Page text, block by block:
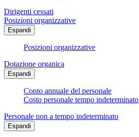
Dirigenti cessati
Posizioni organizzative
Espandi
Posizioni organizzative
Dotazione organica
Espandi
Conto annuale del personale
Costo personale tempo indeterminato
Personale non a tempo indeterminato
Espandi